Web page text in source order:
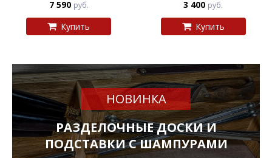
7 590 руб.
Купить
3 400 руб.
Купить
НОВИНКА
РАЗДЕЛОЧНЫЕ ДОСКИ И
ПОДСТАВКИ С ШАМПУРАМИ